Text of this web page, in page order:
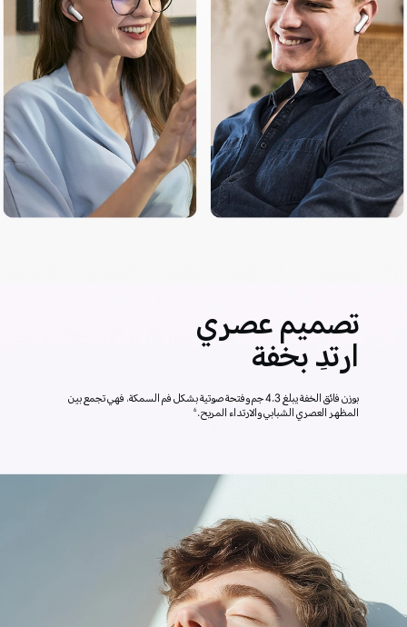
تصميم عصري
ارتدِ بخفة
بوزن فائق الخفة يبلغ 4.3 جم وفتحة صوتية بشكل فم السمكة، فهي تجمع بين
المظهر العصري الشبابي والارتداء المريح.6